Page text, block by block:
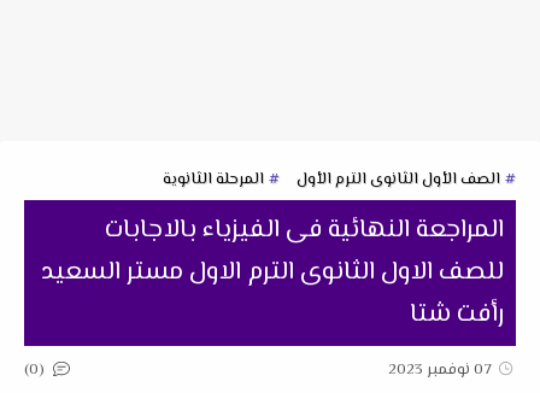
الصف الأول الثانوى الترم الأول المرحلة الثانوية
المراجعة النهائية فى الفيزياء بالاجابات
للصف الاول الثانوى الترم الاول مستر السعيد
رأفت شتا
07 نوفمبر 2023 (0)